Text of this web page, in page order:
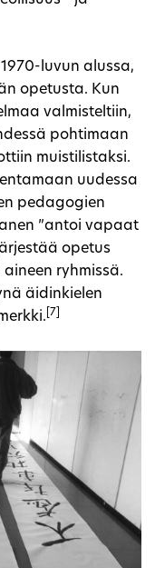
luvun alussa,
opetusta. Kun
valmisteltiin,
pohtimaan
muistilistaksi.
uudessa
pedagogien
”antoi vapaat
opetus
ryhmissä.
äidinkielen
[7]